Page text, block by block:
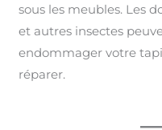
sous les meubles. Les
et autres insectes
endommager votre
réparer.